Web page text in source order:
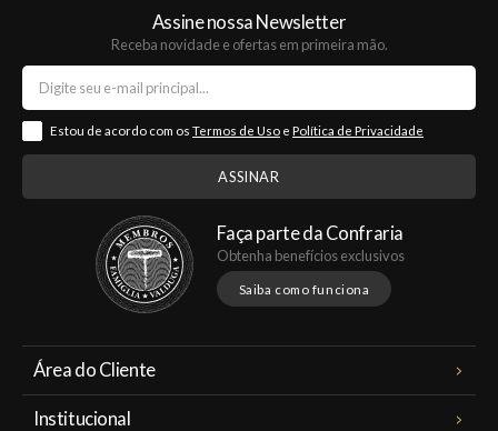
Assine nossa Newsletter
Receba novidade e ofertas em primeira mão.
Estou de acordo com os Termos de Uso e Política de Privacidade
Faça parte da Confraria
Obtenha benefícios exclusivos
Saiba como funciona
Área do Cliente
Institucional